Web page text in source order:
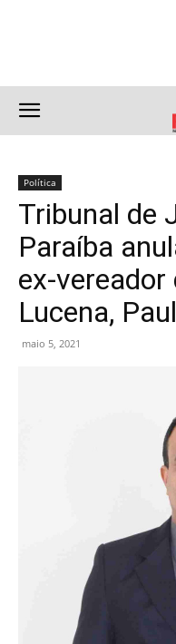
Política
Tribunal de
Paraíba
ex-vereador
Lucena,
maio 5, 2021